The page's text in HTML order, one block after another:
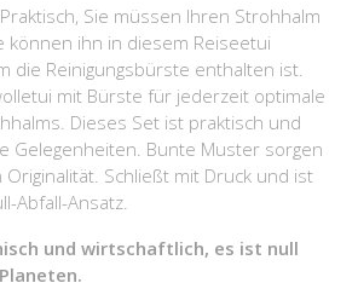
Praktisch, Sie müssen Ihren Strohhalm
können ihn in diesem Reiseetui
die Reinigungsbürste enthalten ist.
mit Bürste für jederzeit optimale
Dieses Set ist praktisch und
Gelegenheiten. Bunte Muster sorgen
Schließt mit Druck und ist
Abfall-Ansatz.
und wirtschaftlich, es ist null